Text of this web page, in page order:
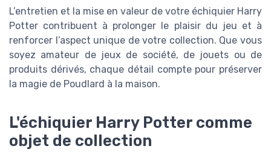
L’entretien et la mise en valeur de votre échiquier Harry
Potter contribuent à prolonger le plaisir du jeu et à
renforcer l’aspect unique de votre collection. Que vous
soyez amateur de jeux de société, de jouets ou de
produits dérivés, chaque détail compte pour préserver
la magie de Poudlard à la maison.
L'échiquier Harry Potter comme
objet de collection